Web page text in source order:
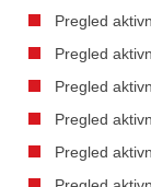
Pregled
Pregled
Pregled
Pregled
Pregled